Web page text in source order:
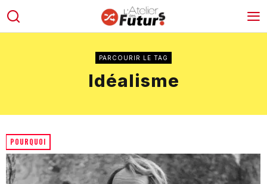
PARCOURIR LE TAG
Idéalisme
POURQUOI